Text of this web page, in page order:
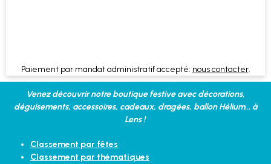
Paiement par mandat administratif accepté: nous contacter.
Venez découvrir notre boutique festive avec décorations,
déguisements, accessoires, cadeaux, dragées, ballon Hélium... à
Lens !
Classement par fêtes
Classement par thématiques